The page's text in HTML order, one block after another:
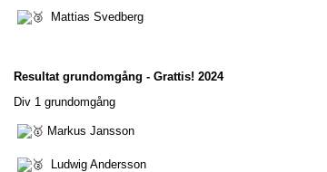
Mattias Svedberg
Resultat grundomgång - Grattis! 2024
Div 1 grundomgång
Markus Jansson
Ludwig Andersson